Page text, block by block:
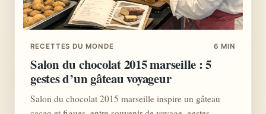
RECETTES DU MONDE 6 MIN
Salon du chocolat 2015 marseille : 5
gestes d’un gâteau voyageur
Salon du chocolat 2015 marseille inspire un gâteau